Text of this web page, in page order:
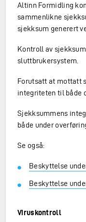
Altinn Formidling
sammenlikne
sjekksum generert
Kontroll av
sluttbrukersystem.
Forutsatt at mottatt
integriteten til både
Sjekksummens
både under
Se også:
Beskyttelse
Beskyttelse
Viruskontroll